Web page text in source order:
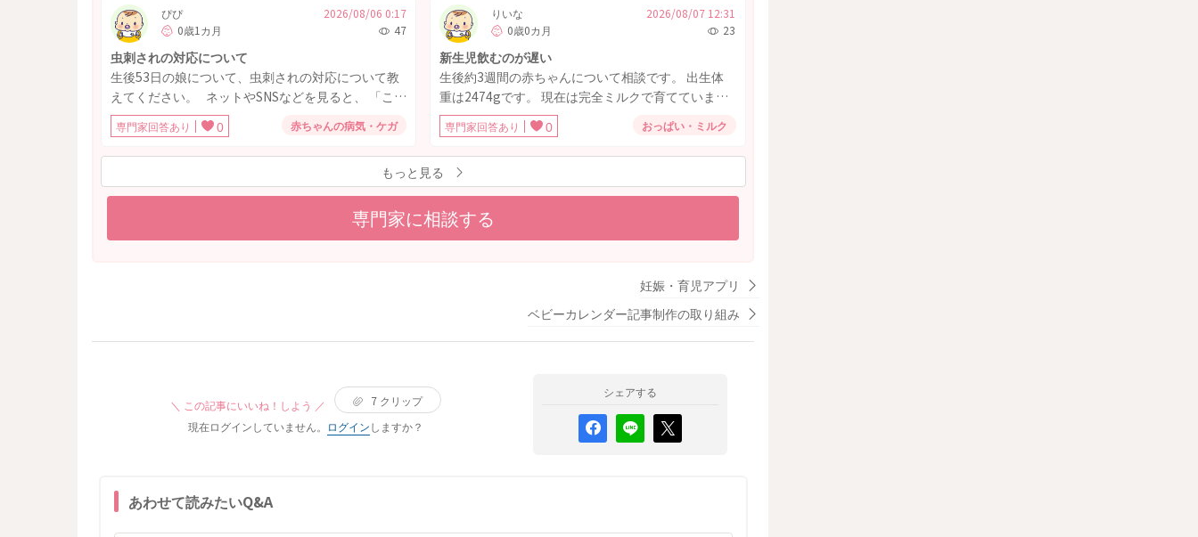
宅、お風呂と晩ご飯をあげるのはいつもやってくれ
ていました。 (離乳食作り、お風呂上がりの保湿は私
です。) 土日は休みなので、私と半々くらいで育児を
担当してくれていました。 ママじゃないと泣き止ま
ない時期があったり、パパの寝かしつけでは興奮し
て寝なかったり、基本はママのお世話に安心感を抱
いてくれていたと思います。 しかし、下の子が産ま
子のお世話をこの3ヵ月間はほとんどパパが行うよう
になりました。 その結果、パパに後追いしたり、私
の寝かしつけやお風呂を拒否したりするようになり
ました。 (元々私にはあまり後追いしませんでし
になったのですが、 上の子の寝かしつけ後、パパが
ったタイミングで、上の子が起きてギャン泣きした
ため、側にいた私があやそうとしたのですが、手を
振り払われ、近付いても逃げられ、 心配して様子を
間、パパが全面的にお世話を担当してくれていたの
りすぎているのですがどのように対処するのが良い
のでしょうか‥ Sサイズ乳首でさえ、口からたらー
っと漏れている際もあります。 また、飲む力が弱
い？病気なども隠れているのでしょうか？ 現在体重
4770ほどです！
ぴぴ
0歳1カ月
2026/08/06 0:17
47
虫刺されの対応について
生後53日の娘について、虫刺されの対応について教
えてください。 ネットやSNSなどを見ると、 「この
月齢は虫に刺されたら念のため病院を受診した方が
いい」という意見と、 「基本的には様子見で大丈
夫」という意見の両方があり、実際はどのように判
断すればよいのか知りたいです。 ・虫に刺された場
合は基本的に受診した方がよいのでしょうか。それ
とも様子見でよいことが多いのでしょうか。 ・様子
見でよい場合、どのような症状があれば受診すべき
ょうか。 ・生後53日なので、かゆがっているかどう
かも判断しにくいのですが、薬を使った方がよいか
どうかは何を基準に判断すればよいですか。 ・ま
れなのか見分けがつかないことがあります。そのよ
うな場合も、ひとまず様子見でよいのでしょうか。
専門家回答あり 0 赤ちゃんの病気・ケガ
りいな
0歳0カ月
2026/08/07 12:31
23
新生児飲むのが遅い
生後約3週間の赤ちゃんについて相談です。 出生体
重は2474gです。 現在は完全ミルクで育てていま
す。 8月31日に体重を測ったら2780グラムぐらいで
一日に31グラム増えており、順調には育っていま
す。 以前は1日のミルク量が350mLくらいでした
が、最近は500～620mLくらい飲める日もありま
す。ただ、ここ数日はまた飲む量が減ることがあ
り、1回50mLくらいで終わってしまうこともありま
す。 一番気になっているのは、ミルクを飲むスピー
産院用を使っていて、乳首は流量大を使用していま
っこやうんちしっかり出ていて、体重も増えている
と言われています。 体重が増えていても、このくら
い飲むのに時間がかかるのは問題ないのでしょう
専門家回答あり 0 おっぱい・ミルク
もっと見る
専門家に相談する
妊娠・育児アプリ
ベビーカレンダー記事制作の取り組み
＼ この記事にいいね！しよう ／ 7 クリップ
現在ログインしていません。
ログインしますか？
シェアする
あわせて読みたいQ&A